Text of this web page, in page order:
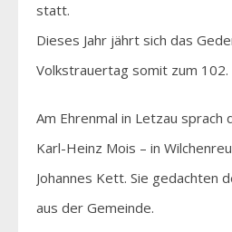
statt.
Dieses Jahr jährt sich das
Volkstrauertag somit zum 102.
Am Ehrenmal in Letzau
Karl-Heinz Mois – in
Johannes Kett. Sie gedachten
aus der Gemeinde.